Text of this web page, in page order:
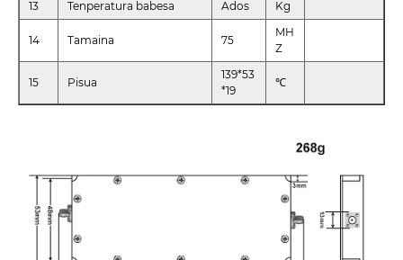
13 Tenperatura babesa Ados Kg
14 Tamaina 75
MH
Z
15 Pisua
139*53
*19
℃